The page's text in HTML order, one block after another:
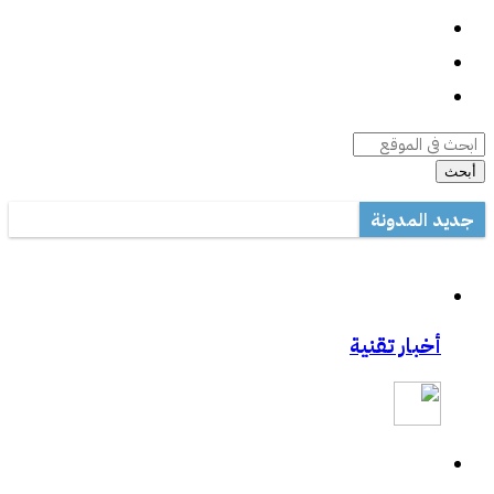
أبحث
جديد المدونة
مشاركتي بصحيفة مكة:المواجهة السابقة تردع هجمات الفدية
مشاركتي الثانية بعكاظ:وسائل التواصل الاجتماعي.. منصة لممارسة
مشاركتي بعكاظ :ضوابط لحماية التعاملات الإلكترونية من السرقة
أخبار تقنية